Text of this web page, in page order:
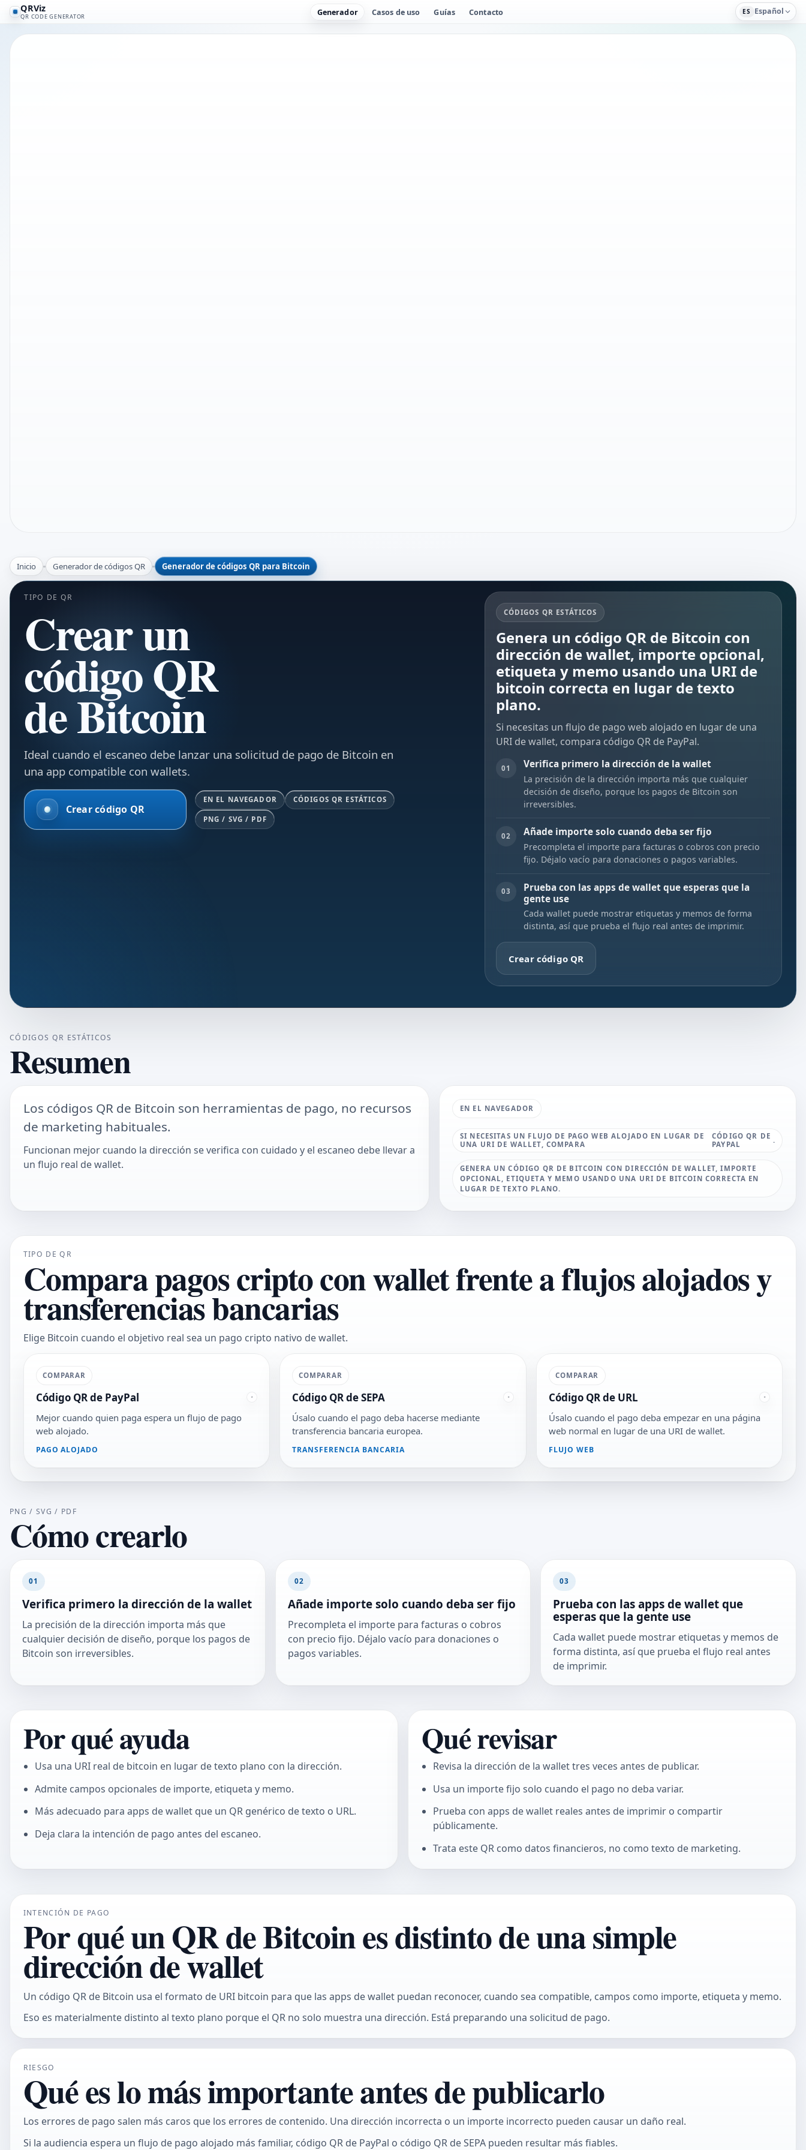
QRViz
QR CODE GENERATOR Generador Casos de uso Guías Contacto ES Español
Inicio Generador de códigos QR Generador de códigos QR para Bitcoin
TIPO DE QR
Crear un
código QR
de Bitcoin
Ideal cuando el escaneo debe lanzar una solicitud de pago de Bitcoin en
una app compatible con wallets.
Crear código QR
EN EL NAVEGADOR CÓDIGOS QR ESTÁTICOS
PNG / SVG / PDF
CÓDIGOS QR ESTÁTICOS
Genera un código QR de Bitcoin con
dirección de wallet, importe opcional,
etiqueta y memo usando una URI de
bitcoin correcta en lugar de texto
plano.
Si necesitas un flujo de pago web alojado en lugar de una
URI de wallet, compara código QR de PayPal.
01 Verifica primero la dirección de la wallet
La precisión de la dirección importa más que cualquier
decisión de diseño, porque los pagos de Bitcoin son
irreversibles.
02 Añade importe solo cuando deba ser fijo
Precompleta el importe para facturas o cobros con precio
fijo. Déjalo vacío para donaciones o pagos variables.
03
Prueba con las apps de wallet que esperas que la
gente use
Cada wallet puede mostrar etiquetas y memos de forma
distinta, así que prueba el flujo real antes de imprimir.
Crear código QR
CÓDIGOS QR ESTÁTICOS
Resumen
Los códigos QR de Bitcoin son herramientas de pago, no recursos
de marketing habituales.
Funcionan mejor cuando la dirección se verifica con cuidado y el escaneo debe llevar a
un flujo real de wallet.
EN EL NAVEGADOR
SI NECESITAS UN FLUJO DE PAGO WEB ALOJADO EN LUGAR DE
UNA URI DE WALLET, COMPARA
CÓDIGO QR DE
PAYPAL
.
GENERA UN CÓDIGO QR DE BITCOIN CON DIRECCIÓN DE WALLET, IMPORTE
OPCIONAL, ETIQUETA Y MEMO USANDO UNA URI DE BITCOIN CORRECTA EN
LUGAR DE TEXTO PLANO.
TIPO DE QR
Compara pagos cripto con wallet frente a flujos alojados y
transferencias bancarias
Elige Bitcoin cuando el objetivo real sea un pago cripto nativo de wallet.
COMPARAR
Código QR de PayPal
Mejor cuando quien paga espera un flujo de pago
web alojado.
PAGO ALOJADO
COMPARAR
Código QR de SEPA
Úsalo cuando el pago deba hacerse mediante
transferencia bancaria europea.
TRANSFERENCIA BANCARIA
COMPARAR
Código QR de URL
Úsalo cuando el pago deba empezar en una página
web normal en lugar de una URI de wallet.
FLUJO WEB
PNG / SVG / PDF
Cómo crearlo
01
Verifica primero la dirección de la wallet
La precisión de la dirección importa más que
cualquier decisión de diseño, porque los pagos de
Bitcoin son irreversibles.
02
Añade importe solo cuando deba ser fijo
Precompleta el importe para facturas o cobros
con precio fijo. Déjalo vacío para donaciones o
pagos variables.
03
Prueba con las apps de wallet que
esperas que la gente use
Cada wallet puede mostrar etiquetas y memos de
forma distinta, así que prueba el flujo real antes
de imprimir.
Por qué ayuda
Usa una URI real de bitcoin en lugar de texto plano con la dirección.
Admite campos opcionales de importe, etiqueta y memo.
Más adecuado para apps de wallet que un QR genérico de texto o URL.
Deja clara la intención de pago antes del escaneo.
Qué revisar
Revisa la dirección de la wallet tres veces antes de publicar.
Usa un importe fijo solo cuando el pago no deba variar.
Prueba con apps de wallet reales antes de imprimir o compartir
públicamente.
Trata este QR como datos financieros, no como texto de marketing.
INTENCIÓN DE PAGO
Por qué un QR de Bitcoin es distinto de una simple
dirección de wallet
Un código QR de Bitcoin usa el formato de URI bitcoin para que las apps de wallet puedan reconocer, cuando sea compatible, campos como importe, etiqueta y memo.
Eso es materialmente distinto al texto plano porque el QR no solo muestra una dirección. Está preparando una solicitud de pago.
RIESGO
Qué es lo más importante antes de publicarlo
Los errores de pago salen más caros que los errores de contenido. Una dirección incorrecta o un importe incorrecto pueden causar un daño real.
Si la audiencia espera un flujo de pago alojado más familiar, código QR de PayPal o código QR de SEPApueden resultar más fiables.